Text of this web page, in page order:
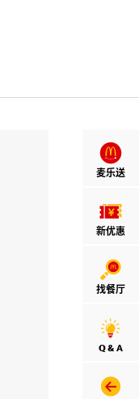
麦乐送
新优惠
找餐厅
Q & A